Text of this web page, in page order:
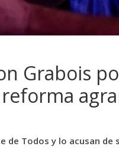
Grabois
de Todos y lo acusan de